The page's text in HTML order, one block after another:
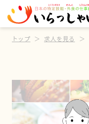
トップ 求人を見る